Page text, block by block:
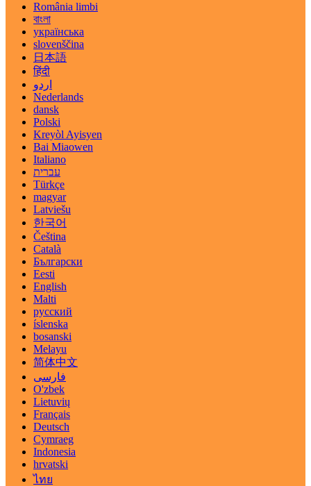
România limbi
বাংলা
українська
slovenščina
日本語
हिंदी
اردو
Nederlands
dansk
Polski
Kreyòl Ayisyen
Bai Miaowen
Italiano
עברית
Türkçe
magyar
Latviešu
한국어
Čeština
Català
Български
Eesti
English
Malti
русский
íslenska
bosanski
Melayu
简体中文
فارسی
O'zbek
Lietuvių
Français
Deutsch
Cymraeg
Indonesia
hrvatski
ไทย